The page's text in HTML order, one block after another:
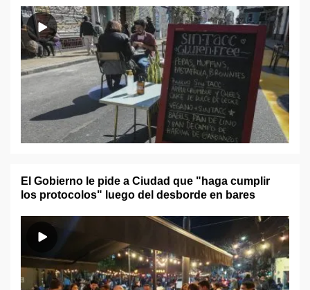
El Gobierno le pide a Ciudad que "haga cumplir
los protocolos" luego del desborde en bares